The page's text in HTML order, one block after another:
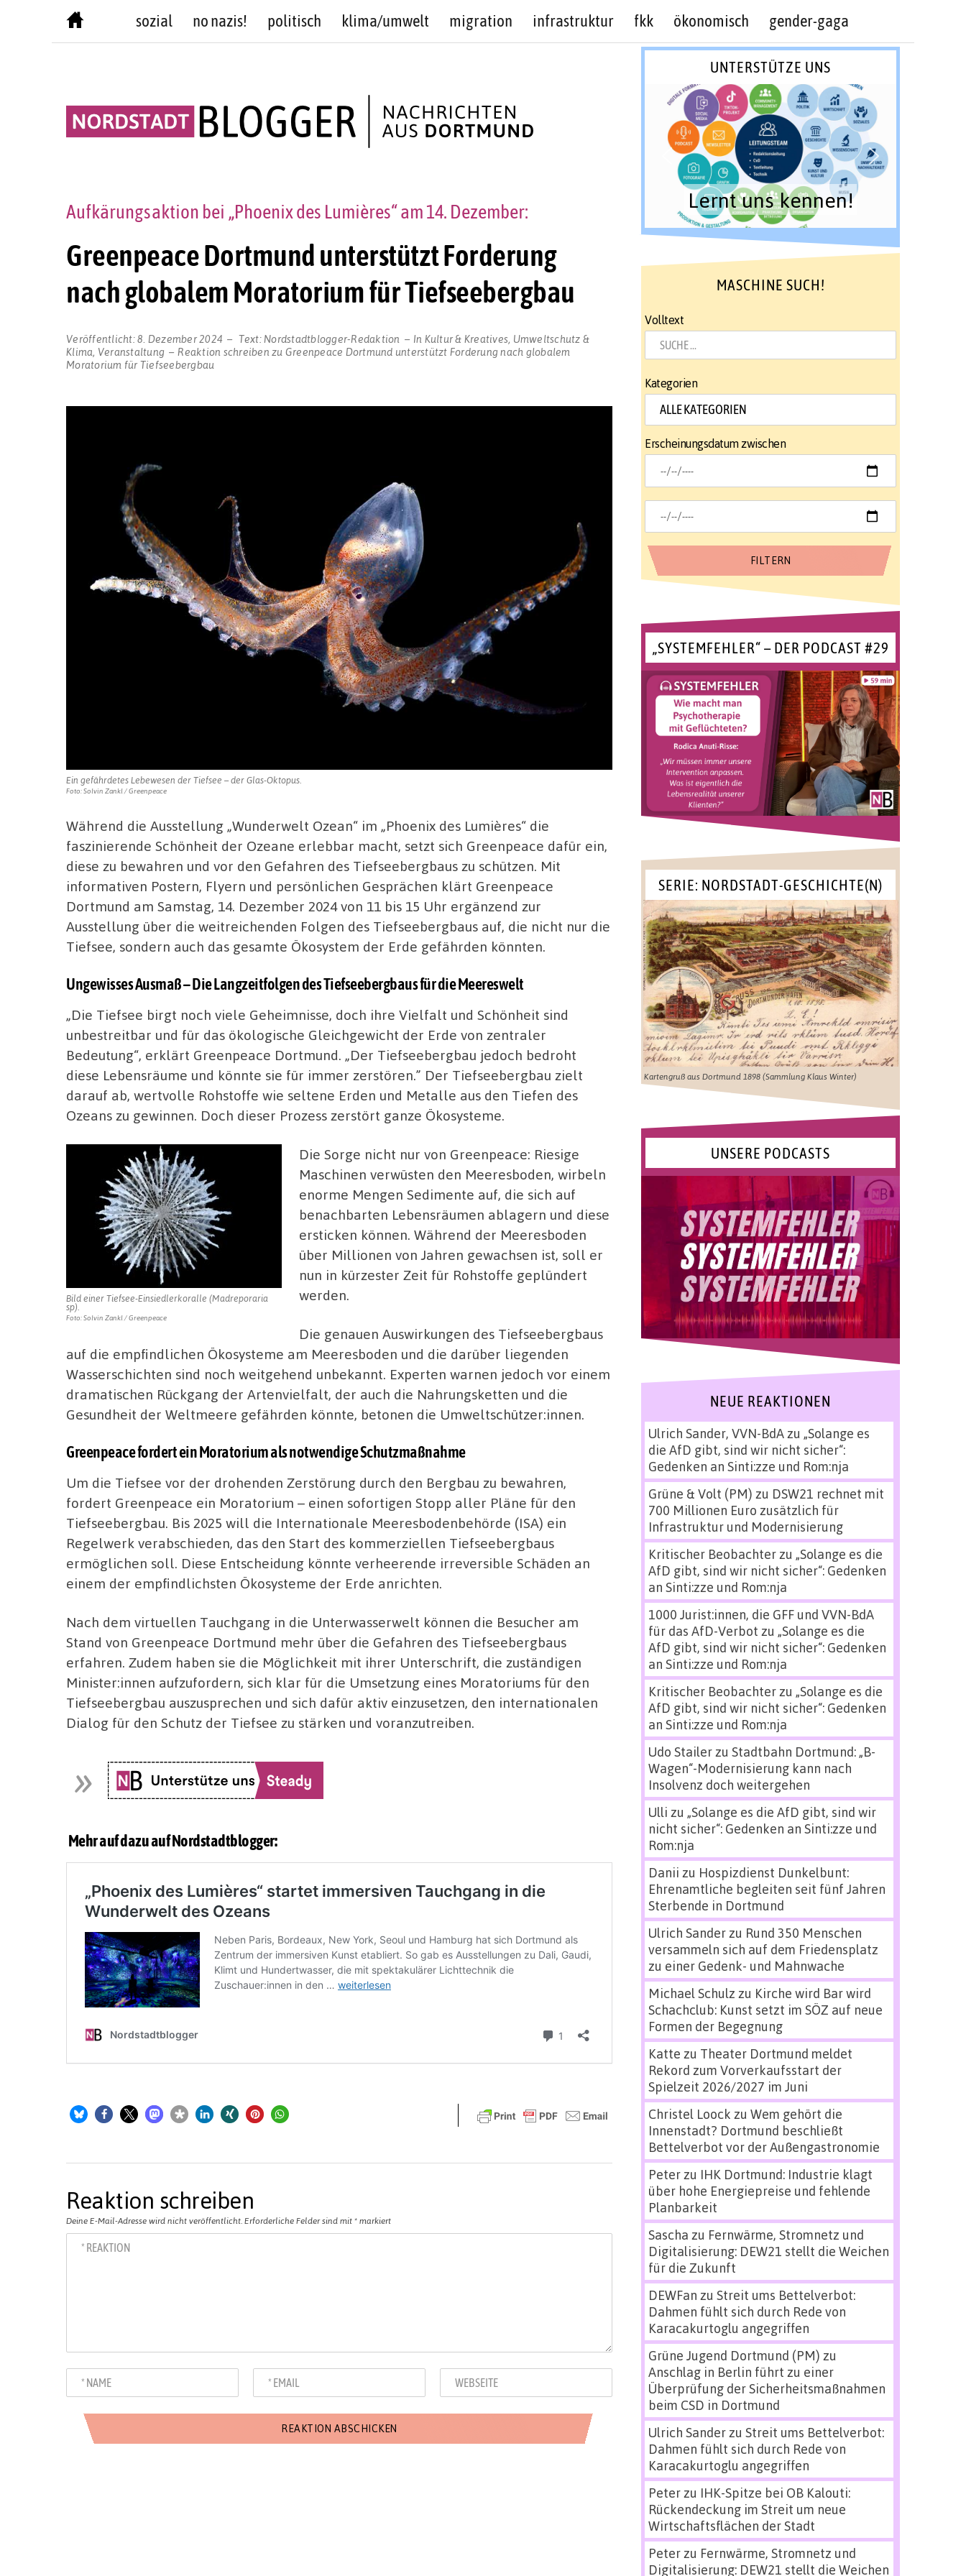
sozial no nazis! politisch klima/umwelt migration infrastruktur fkk ökonomisch gender-gaga
Greenpeace Dortmund unterstützt Forderung
nach globalem Moratorium für Tiefseebergbau
Aufkärungsaktion bei „Phoenix des Lumières“ am 14. Dezember:
Veröffentlicht:8. Dezember 2024 Text: Nordstadtblogger-Redaktion In Kultur & Kreatives Umweltschutz &
Klima Veranstaltung Reaktion schreiben zu Greenpeace Dortmund unterstützt Forderung nach globalem
Moratorium für Tiefseebergbau
Ein gefährdetes Lebewesen der Tiefsee – der Glas-Oktopus.
Foto: Solvin Zankl / Greenpeace
Während die Ausstellung „Wunderwelt Ozean“ im „Phoenix des Lumières“ die
faszinierende Schönheit der Ozeane erlebbar macht, setzt sich Greenpeace dafür ein,
diese zu bewahren und vor den Gefahren des Tiefseebergbaus zu schützen. Mit
informativen Postern, Flyern und persönlichen Gesprächen klärt Greenpeace
Dortmund am Samstag, 14. Dezember 2024 von 11 bis 15 Uhr ergänzend zur
Ausstellung über die weitreichenden Folgen des Tiefseebergbaus auf, die nicht nur die
Tiefsee, sondern auch das gesamte Ökosystem der Erde gefährden könnten.
Ungewisses Ausmaß – Die Langzeitfolgen des Tiefseebergbaus für die Meereswelt
„Die Tiefsee birgt noch viele Geheimnisse, doch ihre Vielfalt und Schönheit sind
unbestreitbar und für das ökologische Gleichgewicht der Erde von zentraler
Bedeutung“, erklärt Greenpeace Dortmund. „Der Tiefseebergbau jedoch bedroht
diese Lebensräume und könnte sie für immer zerstören.” Der Tiefseebergbau zielt
darauf ab, wertvolle Rohstoffe wie seltene Erden und Metalle aus den Tiefen des
Ozeans zu gewinnen. Doch dieser Prozess zerstört ganze Ökosysteme.
Bild einer Tiefsee-Einsiedlerkoralle (Madreporaria
sp).
Foto: Solvin Zankl / Greenpeace
Die Sorge nicht nur von Greenpeace: Riesige
Maschinen verwüsten den Meeresboden, wirbeln
enorme Mengen Sedimente auf, die sich auf
benachbarten Lebensräumen ablagern und diese
ersticken können. Während der Meeresboden
über Millionen von Jahren gewachsen ist, soll er
nun in kürzester Zeit für Rohstoffe geplündert
werden.
Die genauen Auswirkungen des Tiefseebergbaus
auf die empfindlichen Ökosysteme am Meeresboden und die darüber liegenden
Wasserschichten sind noch weitgehend unbekannt. Experten warnen jedoch vor einem
dramatischen Rückgang der Artenvielfalt, der auch die Nahrungsketten und die
Gesundheit der Weltmeere gefährden könnte, betonen die Umweltschützer:innen.
Greenpeace fordert ein Moratorium als notwendige Schutzmaßnahme
Um die Tiefsee vor der drohenden Zerstörung durch den Bergbau zu bewahren,
fordert Greenpeace ein Moratorium – einen sofortigen Stopp aller Pläne für den
Tiefseebergbau. Bis 2025 will die Internationale Meeresbodenbehörde (ISA) ein
Regelwerk verabschieden, das den Start des kommerziellen Tiefseebergbaus
ermöglichen soll. Diese Entscheidung könnte verheerende irreversible Schäden an
einem der empfindlichsten Ökosysteme der Erde anrichten.
Nach dem virtuellen Tauchgang in die Unterwasserwelt können die Besucher am
Stand von Greenpeace Dortmund mehr über die Gefahren des Tiefseebergbaus
erfahren. Zudem haben sie die Möglichkeit mit ihrer Unterschrift, die zuständigen
Minister:innen aufzufordern, sich klar für die Umsetzung eines Moratoriums für den
Tiefseebergbau auszusprechen und sich dafür aktiv einzusetzen, den internationalen
Dialog für den Schutz der Tiefsee zu stärken und voranzutreiben.
Mehr auf dazu auf Nordstadtblogger:
Reaktion schreiben
Deine E-Mail-Adresse wird nicht veröffentlicht. Erforderliche Felder sind mit * markiert
UNTERSTÜTZE UNS
Lernt uns kennen!
MASCHINE SUCH!
Volltext
Kategorien
Erscheinungsdatum zwischen
„SYSTEMFEHLER“ – DER PODCAST #29
SERIE: NORDSTADT-GESCHICHTE(N)
Kartengruß aus Dortmund 1898 (Sammlung Klaus Winter)
UNSERE PODCASTS
NEUE REAKTIONEN
Ulrich Sander, VVN-BdAzu „Solange es
die AfD gibt, sind wir nicht sicher“:
Gedenken an Sinti:zze und Rom:nja
Grüne & Volt (PM) zu DSW21 rechnet mit
700 Millionen Euro zusätzlich für
Infrastruktur und Modernisierung
Kritischer Beobachterzu „Solange es die
AfD gibt, sind wir nicht sicher“: Gedenken
an Sinti:zze und Rom:nja
1000 Jurist:innen, die GFF und VVN-BdA
für das AfD-Verbot zu „Solange es die
AfD gibt, sind wir nicht sicher“: Gedenken
an Sinti:zze und Rom:nja
Kritischer Beobachterzu „Solange es die
AfD gibt, sind wir nicht sicher“: Gedenken
an Sinti:zze und Rom:nja
Udo Stailerzu Stadtbahn Dortmund: „B-
Wagen“-Modernisierung kann nach
Insolvenz doch weitergehen
Ulli zu „Solange es die AfD gibt, sind wir
nicht sicher“: Gedenken an Sinti:zze und
Rom:nja
Danii zu Hospizdienst Dunkelbunt:
Ehrenamtliche begleiten seit fünf Jahren
Sterbende in Dortmund
Ulrich Sanderzu Rund 350 Menschen
versammeln sich auf dem Friedensplatz
zu einer Gedenk- und Mahnwache
Michael Schulz zu Kirche wird Bar wird
Schachclub: Kunst setzt im SÖZ auf neue
Formen der Begegnung
Katte zu Theater Dortmund meldet
Rekord zum Vorverkaufsstart der
Spielzeit 2026/2027 im Juni
Christel Loock zu Wem gehört die
Innenstadt? Dortmund beschließt
Bettelverbot vor der Außengastronomie
Peterzu IHK Dortmund: Industrie klagt
über hohe Energiepreise und fehlende
Planbarkeit
Sascha zu Fernwärme, Stromnetz und
Digitalisierung: DEW21 stellt die Weichen
für die Zukunft
DEWFan zu Streit ums Bettelverbot:
Dahmen fühlt sich durch Rede von
Karacakurtoglu angegriffen
Grüne Jugend Dortmund (PM) zu
Anschlag in Berlin führt zu einer
Überprüfung der Sicherheitsmaßnahmen
beim CSD in Dortmund
Ulrich Sanderzu Streit ums Bettelverbot:
Dahmen fühlt sich durch Rede von
Karacakurtoglu angegriffen
Peterzu IHK-Spitze bei OB Kalouti:
Rückendeckung im Streit um neue
Wirtschaftsflächen der Stadt
Peterzu Fernwärme, Stromnetz und
Digitalisierung: DEW21 stellt die Weichen